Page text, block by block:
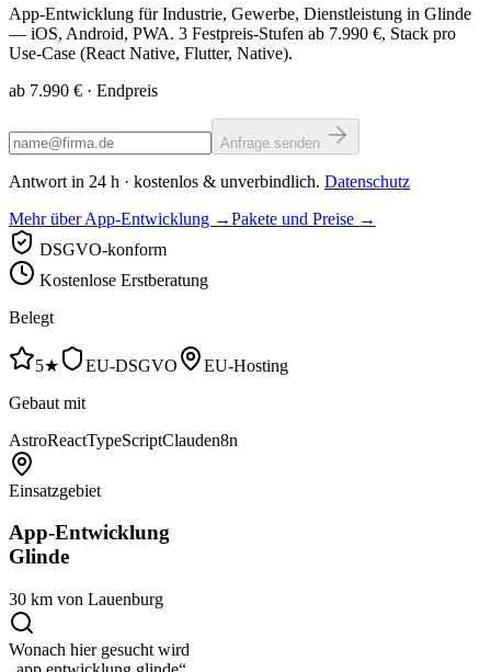
App-Entwicklung für Industrie, Gewerbe, Dienstleistung in Glinde
— iOS, Android, PWA. 3 Festpreis-Stufen ab 7.990 €, Stack pro
Use-Case (React Native, Flutter, Native).
ab 7.990 € · Endpreis
Anfrage senden
Antwort in 24 h · kostenlos & unverbindlich. Datenschutz
Mehr über App-Entwicklung →Pakete und Preise →
DSGVO-konform
Kostenlose Erstberatung
Belegt
5★ EU-DSGVO
EU-Hosting
Gebaut mit
AstroReactTypeScriptClauden8n
Einsatzgebiet
App-Entwicklung
Glinde
30 km von Lauenburg
Wonach hier gesucht wird